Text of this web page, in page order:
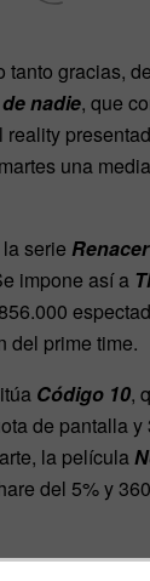
tanto gracias,
nadie, que
una
la serie Renacer
impone así a
del prime time.
Código 10,
de pantalla y
la película
del 5% y